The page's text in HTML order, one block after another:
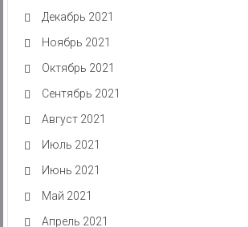
Декабрь 2021
Ноябрь 2021
Октябрь 2021
Сентябрь 2021
Август 2021
Июль 2021
Июнь 2021
Май 2021
Апрель 2021